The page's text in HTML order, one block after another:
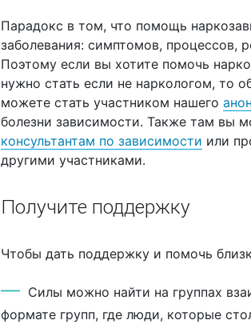
Парадокс в том, что помощь
заболевания: симптомов, процессов,
Поэтому если вы хотите помочь
нужно стать если не наркологом, то
можете стать участником нашего
болезни зависимости. Также там вы
консультантам по зависимости или
другими участниками.
Получите поддержку
Чтобы дать поддержку и помочь
Силы можно найти на группах
формате групп, где люди, которые